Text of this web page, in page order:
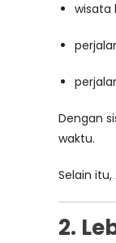
wisata
Dengan
waktu.
Selain
2.